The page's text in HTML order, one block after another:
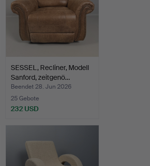
SESSEL, Recliner, Modell
Sanford, zeitgenö…
Beendet 28. Jun 2026
25 Gebote
232 USD